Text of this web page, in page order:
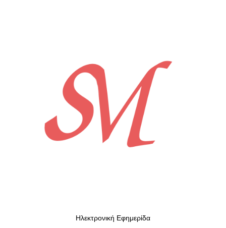
Ηλεκτρονική Εφημερίδα